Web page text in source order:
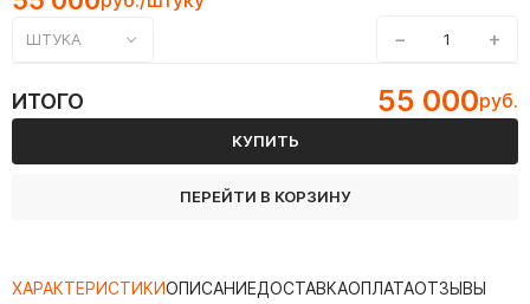
ШТУКА − +
ИТОГО 55 000руб.
КУПИТЬ
ПЕРЕЙТИ В КОРЗИНУ
ХАРАКТЕРИСТИКИОПИСАНИЕДОСТАВКАОПЛАТАОТЗЫВЫ